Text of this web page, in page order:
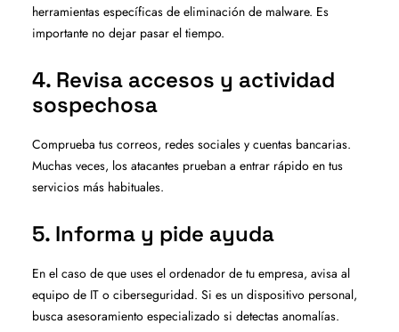
herramientas específicas de eliminación de malware. Es
importante no dejar pasar el tiempo.
4. Revisa accesos y actividad
sospechosa
Comprueba tus correos, redes sociales y cuentas bancarias.
Muchas veces, los atacantes prueban a entrar rápido en tus
servicios más habituales.
5. Informa y pide ayuda
En el caso de que uses el ordenador de tu empresa, avisa al
equipo de IT o ciberseguridad. Si es un dispositivo personal,
busca asesoramiento especializado si detectas anomalías.